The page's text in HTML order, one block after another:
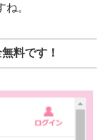
。
料です！